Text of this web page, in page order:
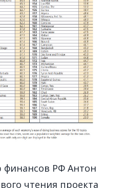
РФ Антон
чтения проекта